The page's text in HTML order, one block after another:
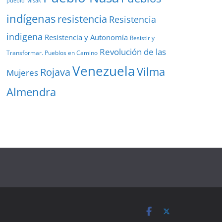
indígenasresistencia Resistencia
indigena Resistencia y Autonomía Resistir y
Transformar. Pueblos en Camino Revolución de las
Mujeres RojavaVenezuelaVilma
Almendra